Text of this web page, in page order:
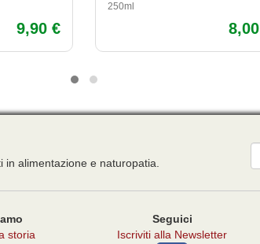
9,90 €
250ml
alimentazione e naturopatia.
storia
Seguici
Iscriviti alla Newsletter